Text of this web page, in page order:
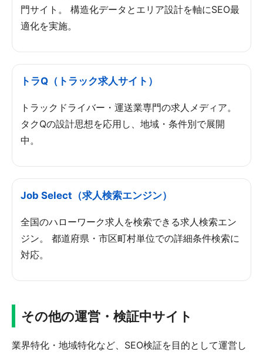
門サイト。 構造化データとエリア設計を軸にSEO最
適化を実施。
トラQ（トラック求人サイト）
トラックドライバー・運送業専門の求人メディア。
タクQの設計思想を応用し、地域・条件別で展開
中。
Job Select（求人検索エンジン）
全国のハローワーク求人を検索できる求人検索エン
ジン。 都道府県・市区町村単位での詳細条件検索に
対応。
その他の運営・検証中サイト
業界特化・地域特化など、SEO検証を目的として運営し